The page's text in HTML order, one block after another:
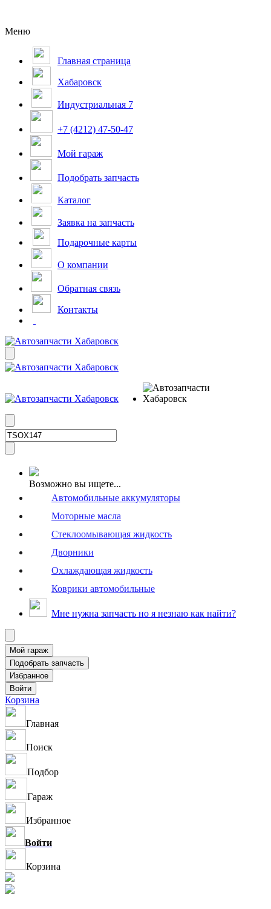
Меню
Главная страница
Хабаровск
Индустриальная 7
+7 (4212) 47-50-47
Мой гараж
Подобрать запчасть
Каталог
Заявка на запчасть
Подарочные карты
О компании
Обратная связь
Контакты
Возможно вы ищете...
Автомобильные аккумуляторы
Моторные масла
Стеклоомывающая жидкость
Дворники
Охлаждающая жидкость
Коврики автомобильные
Мне нужна запчасть но я незнаю как найти?
Корзина
Главная
Поиск
Подбор
Гараж
Избранное
Войти
Корзина